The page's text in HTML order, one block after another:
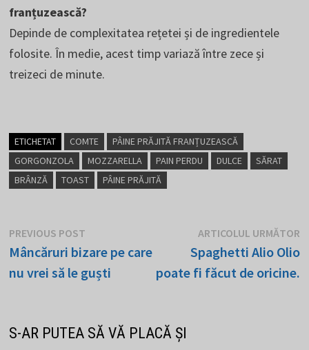
franțuzească?
Depinde de complexitatea rețetei și de ingredientele
folosite. În medie, acest timp variază între zece și
treizeci de minute.
ETICHETAT COMTE
PÂINE PRĂJITĂ FRANȚUZEASCĂ
GORGONZOLA
MOZZARELLA PAIN PERDU DULCE
SĂRAT
BRÂNZĂ
TOAST PÂINE PRĂJITĂ
Navigare
în
PREVIOUS POST
anterioară:
Mâncăruri bizare pe care
nu vrei să le guști
ARTICOLUL URMĂTOR
Spaghetti Alio Olio
poate fi făcut de oricine.
S-AR PUTEA SĂ VĂ PLACĂ ȘI